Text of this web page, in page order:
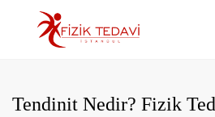
Tendinit Nedir? Fizik